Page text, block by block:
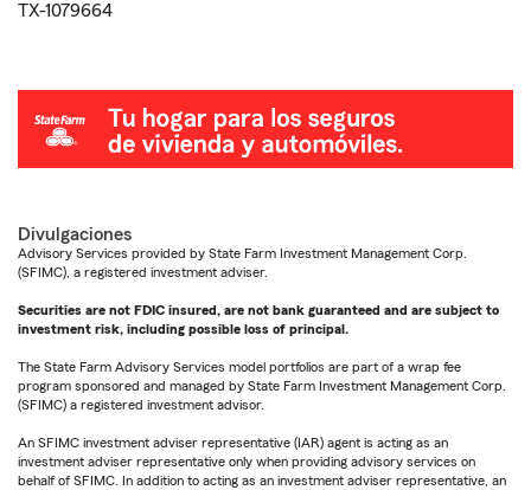
TX-1079664
Divulgaciones
Advisory Services provided by State Farm Investment Management Corp.
(SFIMC), a registered investment adviser.
Securities are not FDIC insured, are not bank guaranteed and are subject to
investment risk, including possible loss of principal.
The State Farm Advisory Services model portfolios are part of a wrap fee
program sponsored and managed by State Farm Investment Management Corp.
(SFIMC) a registered investment advisor.
An SFIMC investment adviser representative (IAR) agent is acting as an
investment adviser representative only when providing advisory services on
behalf of SFIMC. In addition to acting as an investment adviser representative, an